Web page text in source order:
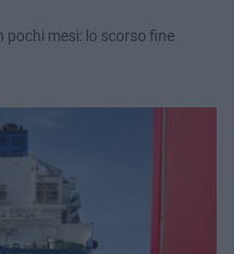
pochi mesi: lo scorso fine